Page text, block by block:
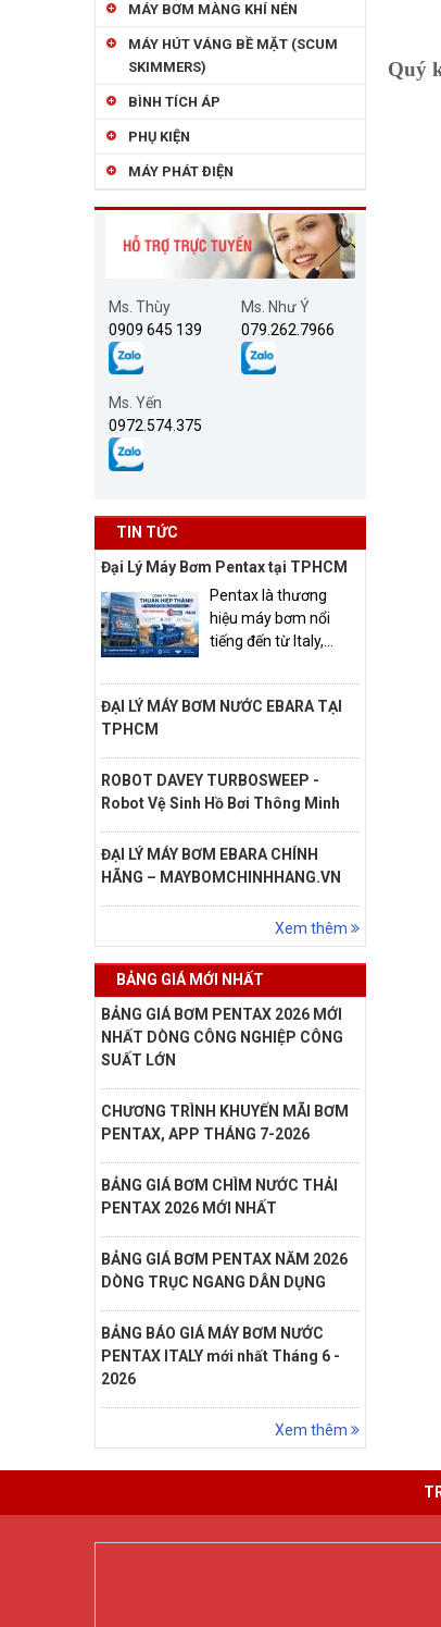
MÁY BƠM MÀNG KHÍ NÉN
MÁY HÚT VÁNG BỀ MẶT (SCUM
SKIMMERS)
BÌNH TÍCH ÁP
PHỤ KIỆN
MÁY PHÁT ĐIỆN
Ms. Thùy
0909 645 139
Ms. Như Ý
079.262.7966
Ms. Yến
0972.574.375
TIN TỨC
Đại Lý Máy Bơm Pentax tại TPHCM
Pentax là thương
hiệu máy bơm nổi
tiếng đến từ Italy,...
ĐẠI LÝ MÁY BƠM NƯỚC EBARA TẠI
TPHCM
ROBOT DAVEY TURBOSWEEP -
Robot Vệ Sinh Hồ Bơi Thông Minh
ĐẠI LÝ MÁY BƠM EBARA CHÍNH
HÃNG – MAYBOMCHINHHANG.VN
Xem thêm
BẢNG GIÁ MỚI NHẤT
BẢNG GIÁ BƠM PENTAX 2026 MỚI
NHẤT DÒNG CÔNG NGHIỆP CÔNG
SUẤT LỚN
CHƯƠNG TRÌNH KHUYẾN MÃI BƠM
PENTAX, APP THÁNG 7-2026
BẢNG GIÁ BƠM CHÌM NƯỚC THẢI
PENTAX 2026 MỚI NHẤT
BẢNG GIÁ BƠM PENTAX NĂM 2026
DÒNG TRỤC NGANG DÂN DỤNG
BẢNG BÁO GIÁ MÁY BƠM NƯỚC
PENTAX ITALY mới nhất Tháng 6 -
2026
Xem thêm
Quý